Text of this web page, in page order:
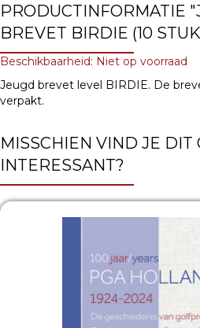
PRODUCTINFORMATIE
BREVET BIRDIE (10
Beschikbaarheid: Niet op voorraad
Jeugd brevet level BIRDIE. De
verpakt.
MISSCHIEN VIND JE DIT
INTERESSANT?